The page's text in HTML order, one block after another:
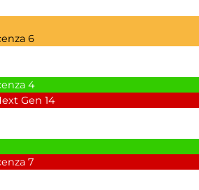
6
4
Gen 14
7